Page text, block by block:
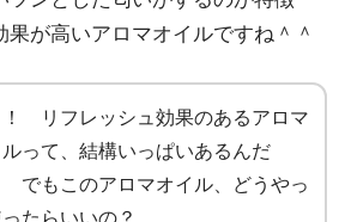
が高いアロマオイルですね＾＾
リフレッシュ効果のあるアロマ
って、結構いっぱいあるんだ
でもこのアロマオイル、どうやっ
たらいいの？